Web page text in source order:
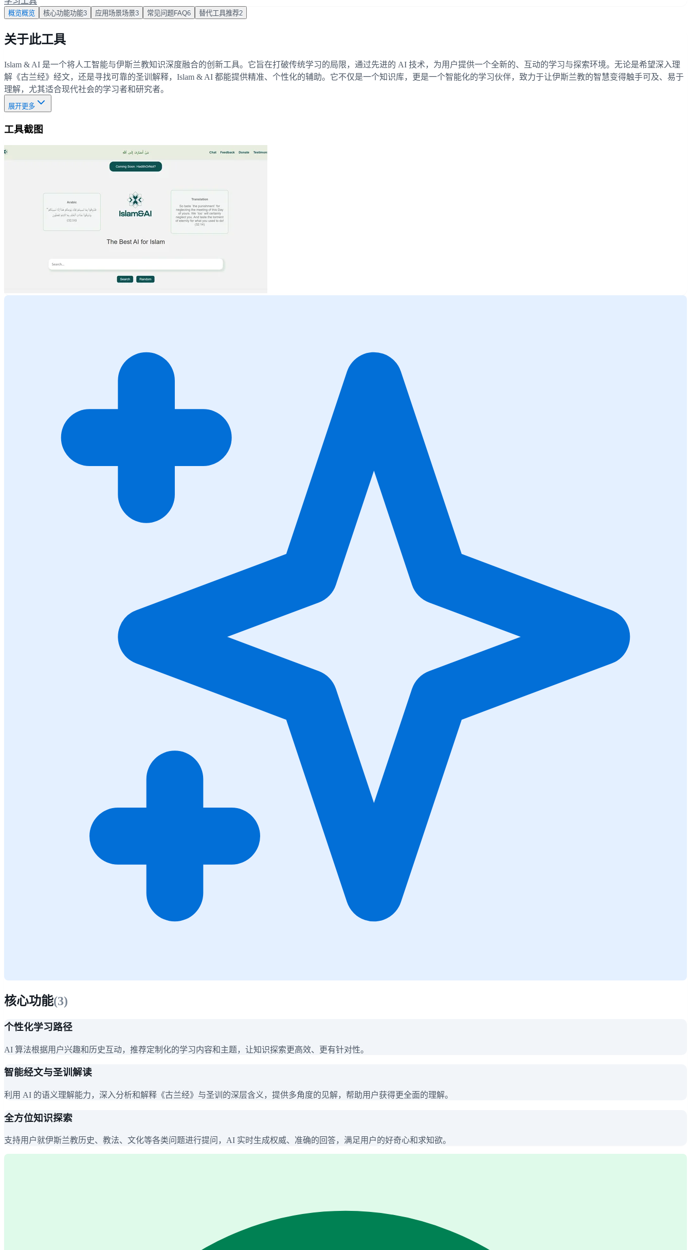
概览概览 核心功能功能3 应用场景场景3 常见问题 FAQ6 替代工具推荐2
关于此工具
Islam & AI 是一个将人工智能与伊斯兰教知识深度融合的创新工具。它旨在打破传统学习的局限，通过先进的 AI 技术，为用户提供一个全新的、互动的学习与探索环境。无论是希望深入理
解《古兰经》经文，还是寻找可靠的圣训解释，Islam & AI 都能提供精准、个性化的辅助。它不仅是一个知识库，更是一个智能化的学习伙伴，致力于让伊斯兰教的智慧变得触手可及、易于
理解，尤其适合现代社会的学习者和研究者。
展开更多
工具截图
核心功能(3)
个性化学习路径
AI 算法根据用户兴趣和历史互动，推荐定制化的学习内容和主题，让知识探索更高效、更有针对性。
智能经文与圣训解读
利用 AI 的语义理解能力，深入分析和解释《古兰经》与圣训的深层含义，提供多角度的见解，帮助用户获得更全面的理解。
全方位知识探索
支持用户就伊斯兰教历史、教法、文化等各类问题进行提问，AI 实时生成权威、准确的回答，满足用户的好奇心和求知欲。